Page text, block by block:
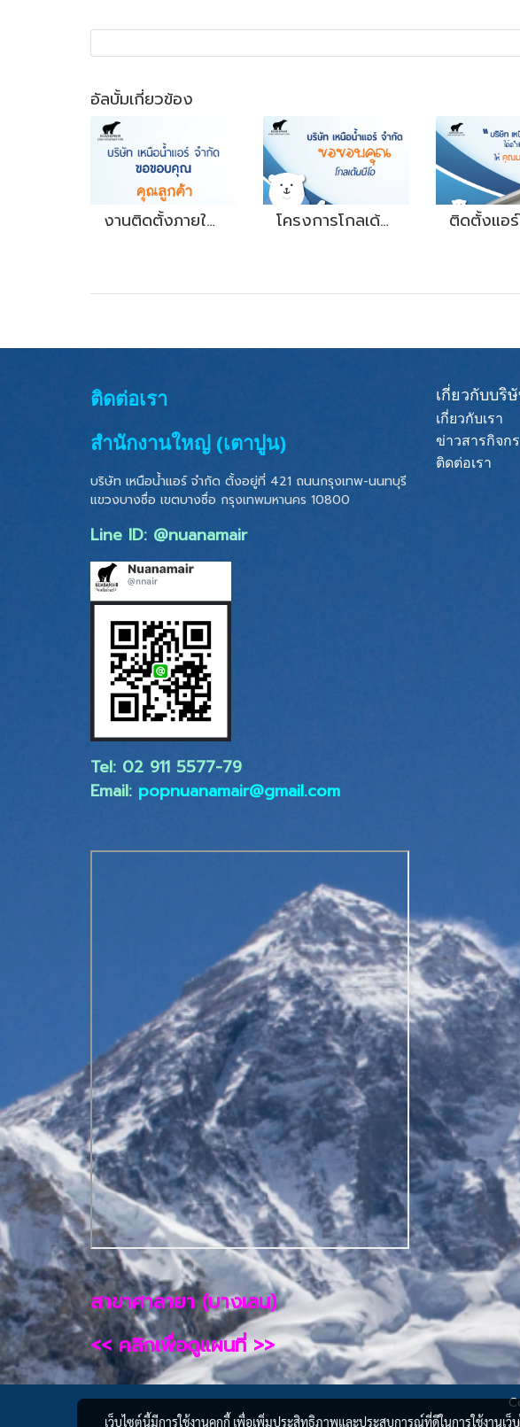
อัลบั้มเกี่ยวข้อง
งานติดตั้งภายในสำนักงาน โครงการโกลเด้นนีโอ
ติดต่อเรา
สำนักงานใหญ่ (เตาปูน)
บริษัท เหนือน้ำแอร์ จำกัด ตั้งอยู่ที่ 421 ถนนกรุงเทพ-นนทบุรี
แขวงบางซื่อ เขตบางซื่อ กรุงเทพมหานคร 10800
Line ID: @nuanamair
Tel: 02 ​911 5577-79
Email: popnuanamair@gmail.com
สาขาศาลายา (บางเลน)
<< คลิกเพื่อดูแผนที่ >>
เกี่ยวกับบริ
เกี่ยวกับเรา
ข่าวสารกิจก
ติดต่อเรา
เว็บไซต์นี้มีการใช้งานคุกกี้ เพื่อเพิ่มประสิทธิภาพและประสบการณ์ที่ดีในการใช้งานเ